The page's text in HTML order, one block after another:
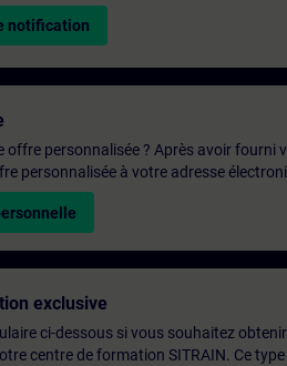
notification
offre personnalisée ? Après avoir fourni
personnalisée à votre adresse
exclusive
ci-dessous si vous souhaitez
centre de formation SITRAIN. Ce